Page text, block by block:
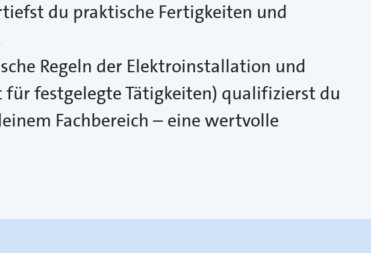
du praktische Fertigkeiten und
Regeln der Elektroinstallation und
für festgelegte Tätigkeiten) qualifizierst du
Fachbereich – eine wertvolle